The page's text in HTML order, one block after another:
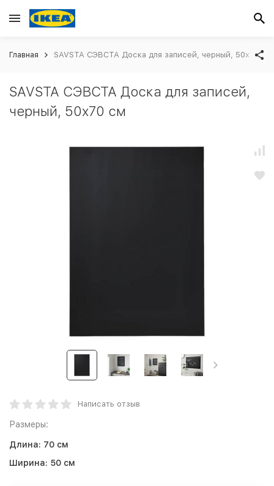
Главная SAVSTA СЭВСТА Доска для записей, черный, 50x70 см
SAVSTA СЭВСТА Доска для записей,
черный, 50x70 см
Написать отзыв
Размеры:
Длина: 70 см
Ширина: 50 см